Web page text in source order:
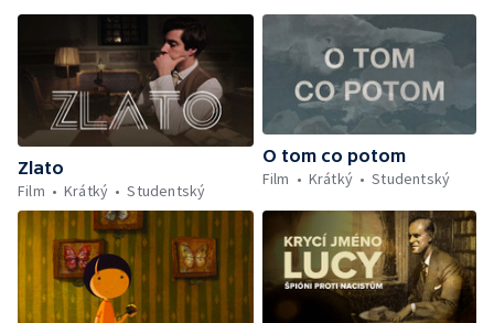
Zlato
Film
Krátký Studentský
O tom co potom
Film
Krátký Studentský